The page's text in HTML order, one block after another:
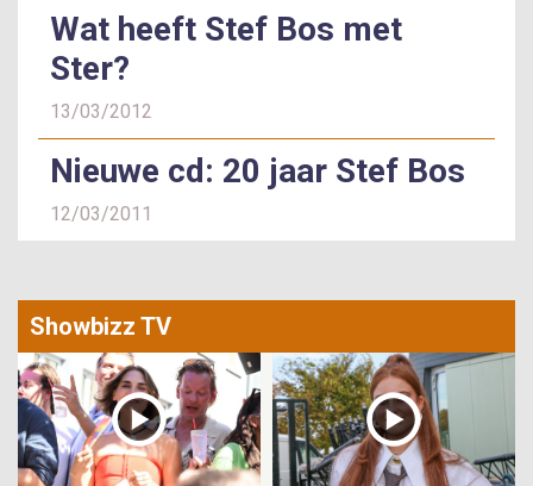
Wat heeft Stef Bos met
Ster?
13/03/2012
Nieuwe cd: 20 jaar Stef Bos
12/03/2011
Showbizz TV